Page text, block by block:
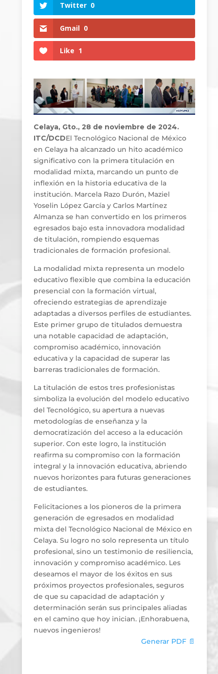
Twitter 0
Gmail 0
Like 1
Celaya, Gto., 28 de noviembre de 2024.
ITC/DCDEl Tecnológico Nacional de México
en Celaya ha alcanzado un hito académico
significativo con la primera titulación en
modalidad mixta, marcando un punto de
inflexión en la historia educativa de la
institución. Marcela Razo Durón, Maziel
Yoselin López García y Carlos Martínez
Almanza se han convertido en los primeros
egresados bajo esta innovadora modalidad
de titulación, rompiendo esquemas
tradicionales de formación profesional.
La modalidad mixta representa un modelo
educativo flexible que combina la educación
presencial con la formación virtual,
ofreciendo estrategias de aprendizaje
adaptadas a diversos perfiles de estudiantes.
Este primer grupo de titulados demuestra
una notable capacidad de adaptación,
compromiso académico, innovación
educativa y la capacidad de superar las
barreras tradicionales de formación.
La titulación de estos tres profesionistas
simboliza la evolución del modelo educativo
del Tecnológico, su apertura a nuevas
metodologías de enseñanza y la
democratización del acceso a la educación
superior. Con este logro, la institución
reafirma su compromiso con la formación
integral y la innovación educativa, abriendo
nuevos horizontes para futuras generaciones
de estudiantes.
Felicitaciones a los pioneros de la primera
generación de egresados en modalidad
mixta del Tecnológico Nacional de México en
Celaya. Su logro no solo representa un título
profesional, sino un testimonio de resiliencia,
innovación y compromiso académico. Les
deseamos el mayor de los éxitos en sus
próximos proyectos profesionales, seguros
de que su capacidad de adaptación y
determinación serán sus principales aliadas
en el camino que hoy inician. ¡Enhorabuena,
nuevos ingenieros!
Generar PDF 📄